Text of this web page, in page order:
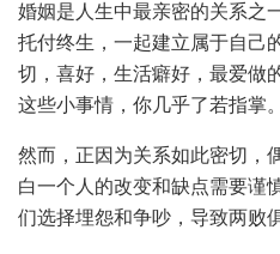
婚姻是人生中最亲密的关系之
托付终生，一起建立属于自己
切，喜好，生活癖好，最爱做
这些小事情，你几乎了若指掌。
然而，正因为关系如此密切，
白一个人的改变和缺点需要谨
们选择埋怨和争吵，导致两败